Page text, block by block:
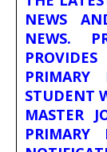
NEWS
NEWS.
STUDENT
MASTER
PRIMARY